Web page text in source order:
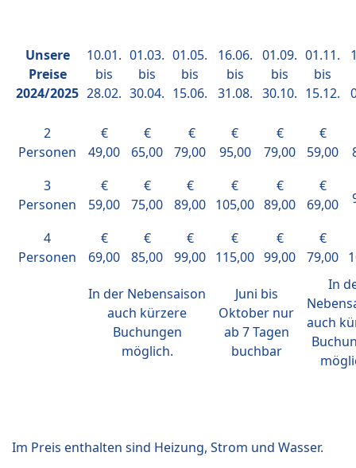
Unsere
Preise
2024/2025
10.01.
bis
28.02.
01.03.
bis
30.04.
01.05.
bis
15.06.
16.06.
bis
31.08.
01.09.
bis
30.10.
01.11.
bis
15.12.
2
Personen
€
49,00
€
65,00
€
79,00
€
95,00
€
79,00
€
59,00
3
Personen
€
59,00
€
75,00
€
89,00
€
105,00
€
89,00
€
69,00
4
Personen
€
69,00
€
85,00
€
99,00
€
115,00
€
99,00
€
79,00
In der Nebensaison
auch kürzere
Buchungen
möglich.
Juni bis
Oktober nur
ab 7 Tagen
buchbar
In
auch
Im Preis enthalten sind Heizung, Strom und Wasser.